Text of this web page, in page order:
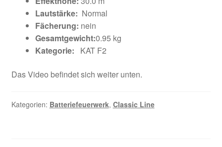
Lautstärke: Normal
Fächerung: nein
Gesamtgewicht:0.95 kg
Kategorie:
KAT F2
Das Video befindet sich weiter unten.
Kategorien: Batteriefeuerwerk, Classic Line